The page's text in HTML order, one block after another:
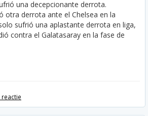
una decepcionante derrota.
otra derrota ante el Chelsea en la
sufrió una aplastante derrota en liga,
contra el Galatasaray en la fase de
reactie